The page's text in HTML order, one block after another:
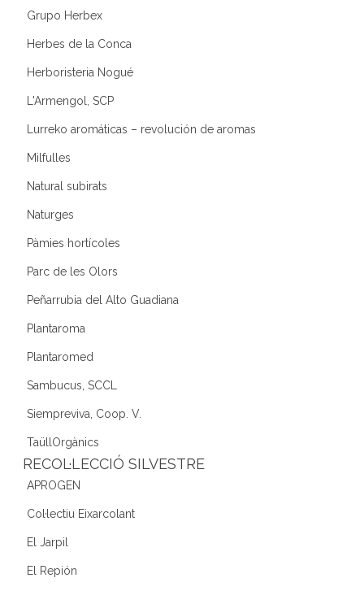
Grupo Herbex
Herbes de la Conca
Herboristeria Nogué
L'Armengol, SCP
Lurreko aromáticas – revolución de aromas
Milfulles
Natural subirats
Naturges
Pàmies hortícoles
Parc de les Olors
Peñarrubia del Alto Guadiana
Plantaroma
Plantaromed
Sambucus, SCCL
Siempreviva, Coop. V.
TaüllOrgànics
RECOL·LECCIÓ SILVESTRE
APROGEN
Col·lectiu Eixarcolant
El Jarpil
El Repión